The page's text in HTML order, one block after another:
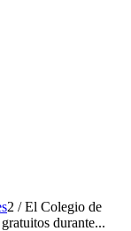
2 / El Colegio de
durante...